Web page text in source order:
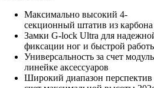
Максимально высокий 4-
секционный штатив из карбона
Замки G-lock Ultra для
фиксации ног и быстрой
Универсальность за счет
линейке аксессуаров
Широкий диапазон перспектив